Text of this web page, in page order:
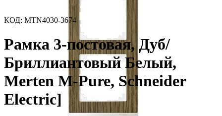
КОД: MTN4030-3674
Рамка 3-постовая, Дуб/
Бриллиантовый Белый,
Merten M-Pure, Schneider
Electric]